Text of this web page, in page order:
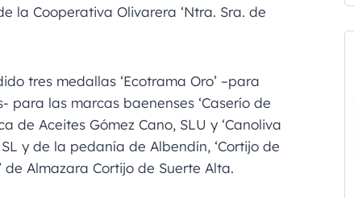
la Cooperativa Olivarera ‘Ntra. Sra. de
tres medallas ‘Ecotrama Oro’ –para
para las marcas baenenses ‘Caserío de
de Aceites Gómez Cano, SLU y ‘Canoliva
y de la pedanía de Albendín, ‘Cortijo de
Almazara Cortijo de Suerte Alta.